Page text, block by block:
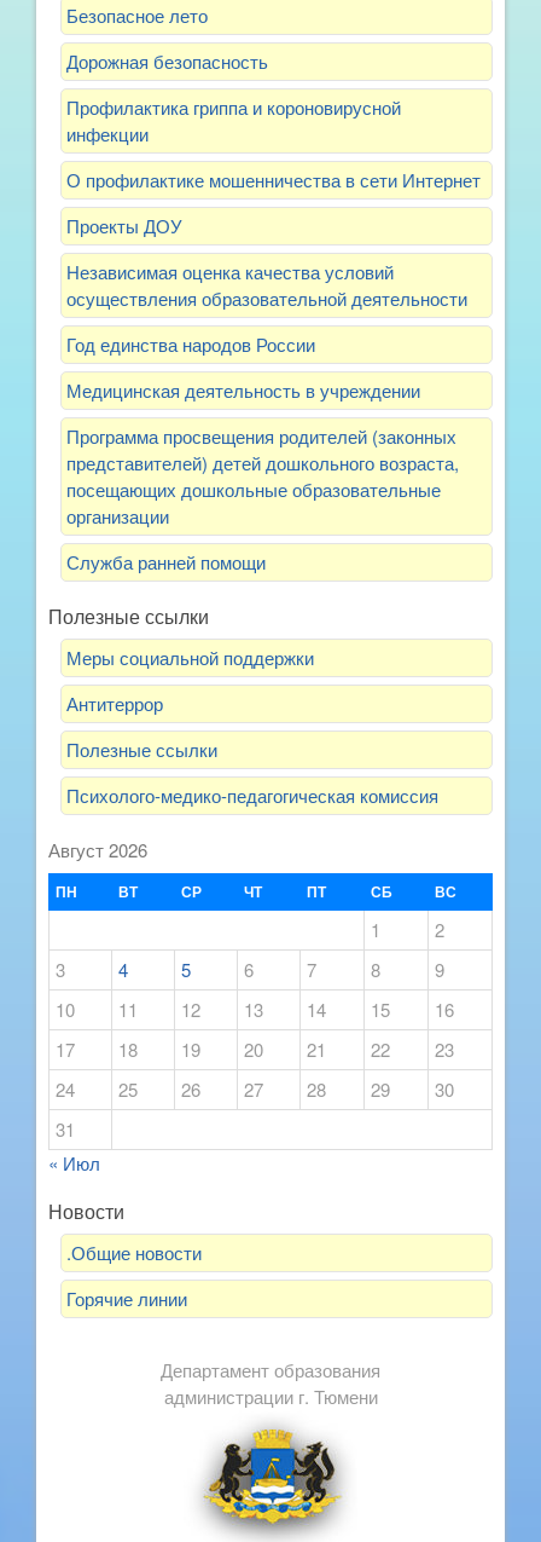
Безопасное лето
Дорожная безопасность
Профилактика гриппа и короновирусной
инфекции
О профилактике мошенничества в сети Интернет
Проекты ДОУ
Независимая оценка качества условий
осуществления образовательной деятельности
Год единства народов России
Медицинская деятельность в учреждении
Программа просвещения родителей (законных
представителей) детей дошкольного возраста,
посещающих дошкольные образовательные
организации
Служба ранней помощи
Полезные ссылки
Меры социальной поддержки
Антитеррор
Полезные ссылки
Психолого-медико-педагогическая комиссия
Август 2026
ПН ВТ СР ЧТ ПТ СБ ВС
1
2
3
4 5 6 7 8
9
10
11 12 13 14 15
16
17
18 19 20 21 22
23
24
25 26 27 28 29
30
31
« Июл
Новости
.Общие новости
Горячие линии
Департамент образования
администрации г. Тюмени